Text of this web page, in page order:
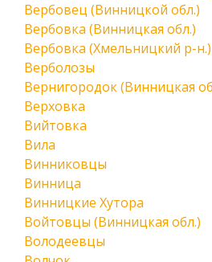
Вербовец (Винницкой обл.)
Вербовка (Винницкая обл.)
Вербовка (Хмельницкий р-н.)
Верболозы
Вернигородок (Винницкая
Верховка
Вийтовка
Вила
Винниковцы
Винница
Винницкие Хутора
Войтовцы (Винницкая обл.)
Володеевцы